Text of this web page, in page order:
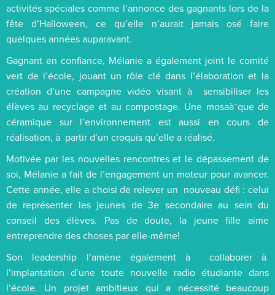
activités spéciales comme l’annonce des gagnants lors de la
fête d’Halloween, ce qu’elle n’aurait jamais osé faire
quelques années auparavant.
Gagnant en confiance, Mélanie a également joint le comité
vert de l’école, jouant un rôle clé dans l’élaboration et la
création d’une campagne vidéo visant à sensibiliser les
élèves au recyclage et au compostage. Une mosaà¯que de
céramique sur l’environnement est aussi en cours de
réalisation, à partir d’un croquis qu’elle a réalisé.
Motivée par les nouvelles rencontres et le dépassement de
soi, Mélanie a fait de l’engagement un moteur pour avancer.
Cette année, elle a choisi de relever un nouveau défi : celui
de représenter les jeunes de 3e secondaire au sein du
conseil des élèves. Pas de doute, la jeune fille aime
entreprendre des choses par elle-même!
Son leadership l’amène également à collaborer à
l’implantation d’une toute nouvelle radio étudiante dans
l’école. Un projet ambitieux qui a nécessité beaucoup